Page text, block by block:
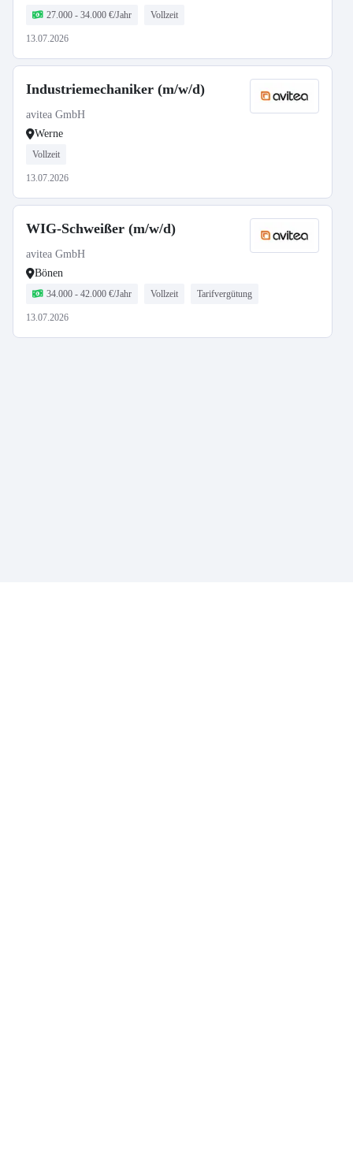
27.000 - 34.000 €/Jahr Vollzeit
13.07.2026
Industriemechaniker (m/w/d)
avitea GmbH
Werne
Vollzeit
13.07.2026
WIG-Schweißer (m/w/d)
avitea GmbH
Bönen
34.000 - 42.000 €/Jahr Vollzeit Tarifvergütung
13.07.2026